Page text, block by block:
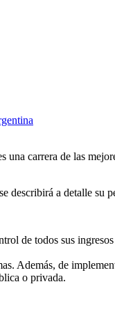
una carrera de las
describirá a detalle su
de todos sus
Además, de
o privada.